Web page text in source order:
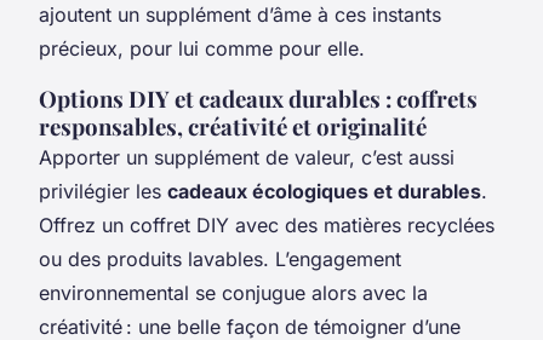
ajoutent un supplément d’âme à ces instants
précieux, pour lui comme pour elle.
Options DIY et cadeaux durables : coffrets
responsables, créativité et originalité
Apporter un supplément de valeur, c’est aussi
privilégier les cadeaux écologiques et durables.
Offrez un coffret DIY avec des matières recyclées
ou des produits lavables. L’engagement
environnemental se conjugue alors avec la
créativité : une belle façon de témoigner d’une